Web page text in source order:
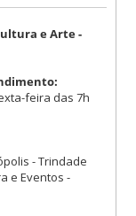
e Arte -
feira das 7h
- Trindade
e Eventos -